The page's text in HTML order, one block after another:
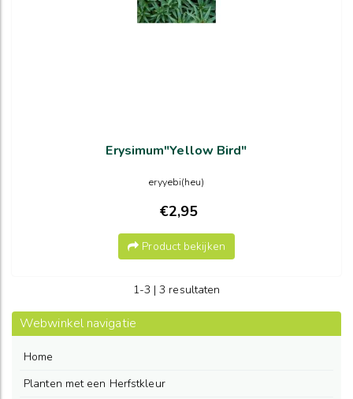
Erysimum"Yellow Bird"
eryyebi(heu)
€2,95
Product bekijken
1-3 | 3 resultaten
Webwinkel navigatie
Home
Planten met een Herfstkleur